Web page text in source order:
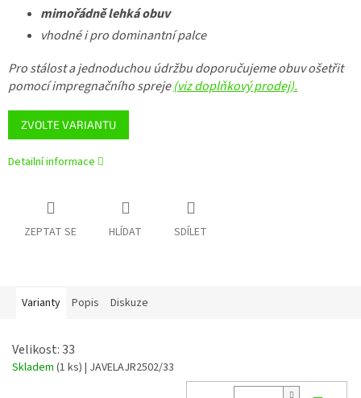
ZVOLTE VARIANTU
mimořádně lehká obuv
vhodné i pro dominantní palce
Pro stálost a jednoduchou údržbu doporučujeme obuv ošetřit
pomocí impregnačního spreje(viz doplňkový prodej).
Detailní informace
ZEPTAT SE HLÍDAT SDÍLET
Varianty Popis Diskuze
Velikost: 33
Skladem (1 ks) | JAVELAJR2502/33